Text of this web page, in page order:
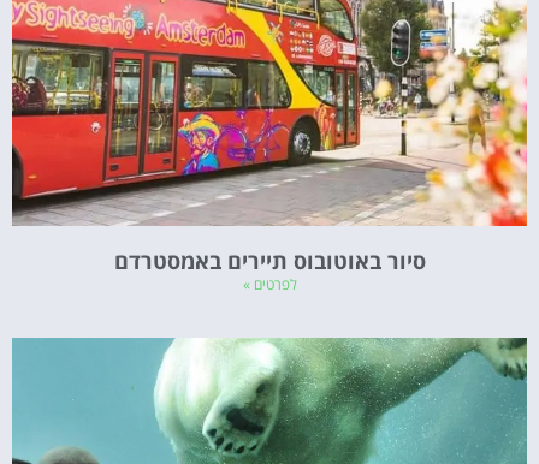
סיור באוטובוס תיירים באמסטרדם
לפרטים »